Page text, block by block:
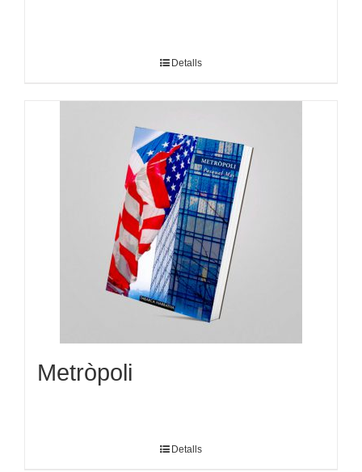
Detalls
Metròpoli
Detalls